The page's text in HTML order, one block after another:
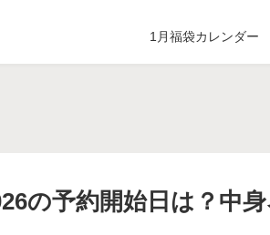
1月福袋カレンダー
の予約開始日は？中